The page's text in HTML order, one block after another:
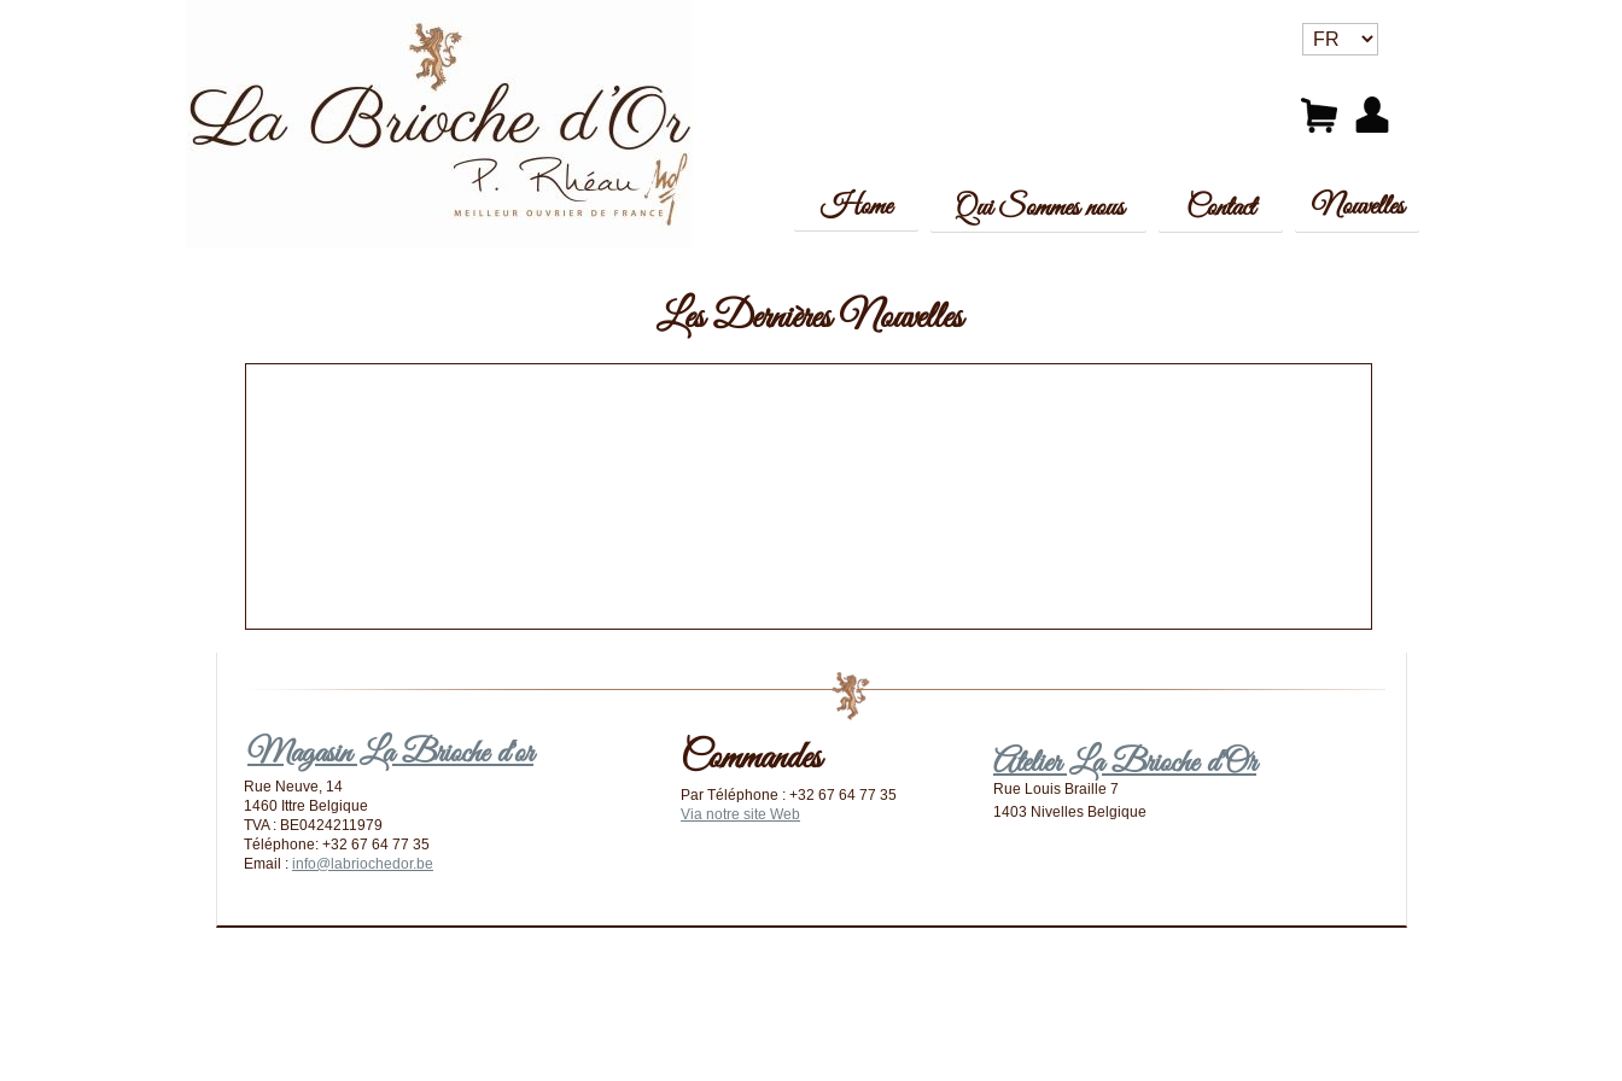
Home Qui Sommes nous Contact Nouvelles
Les Dernières Nouvelles
Commandes
Par Téléphone : +32 67 64 77 35
Via notre site Web
Atelier La Brioche d'Or
Rue Louis Braille 7
1403 Nivelles Belgique
Magasin La Brioche d'or
Rue Neuve, 14
1460 Ittre Belgique
TVA : BE0424211979
Téléphone: +32 67 64 77 35
Email : info@labriochedor.be